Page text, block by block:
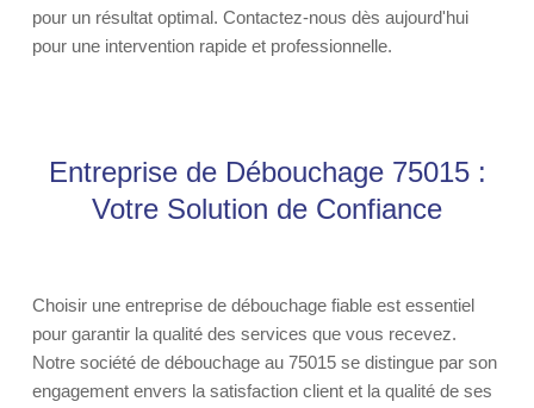
pour un résultat optimal. Contactez-nous dès aujourd'hui
pour une intervention rapide et professionnelle.
Entreprise de Débouchage 75015 :
Votre Solution de Confiance
Choisir une entreprise de débouchage fiable est essentiel
pour garantir la qualité des services que vous recevez.
Notre société de débouchage au 75015 se distingue par son
engagement envers la satisfaction client et la qualité de ses